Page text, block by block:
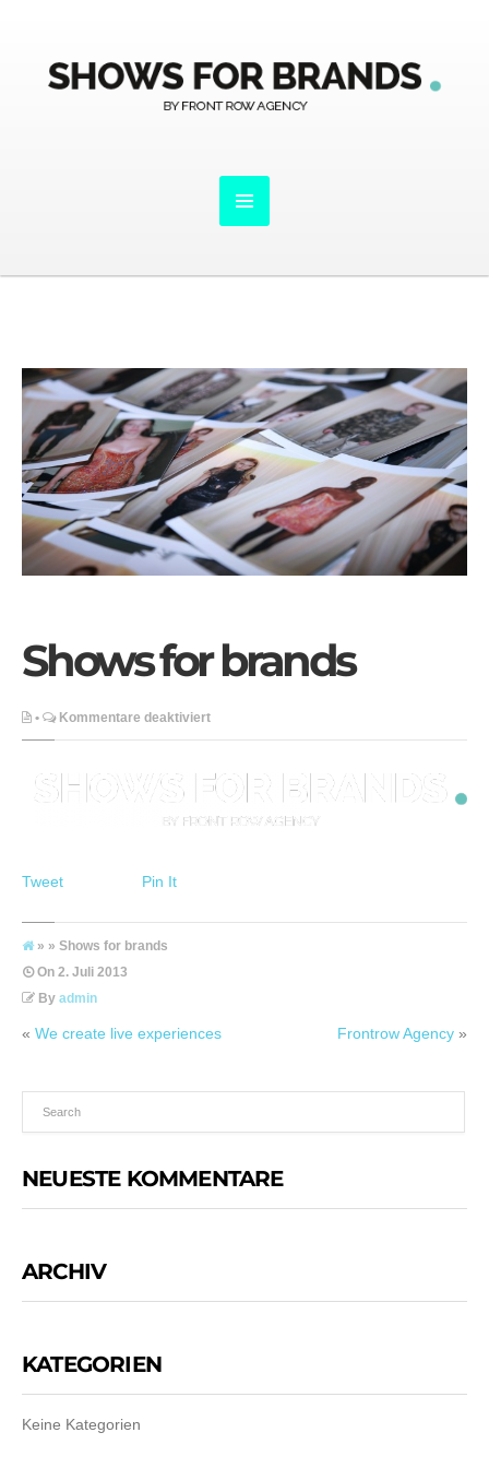
Shows for brands
• Kommentare deaktiviertfür
Shows
brands
Tweet Pin It
» » Shows for brands
On 2. Juli 2013
By admin
« We create live experiences Frontrow Agency »
NEUESTE KOMMENTARE
ARCHIV
KATEGORIEN
Keine Kategorien